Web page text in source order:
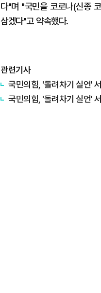
다"며 "국민을 코로나(신종
삼겠다"고 약속했다.
관련기사
국민의힘, '돌려차기 실언'
국민의힘, '돌려차기 실언'